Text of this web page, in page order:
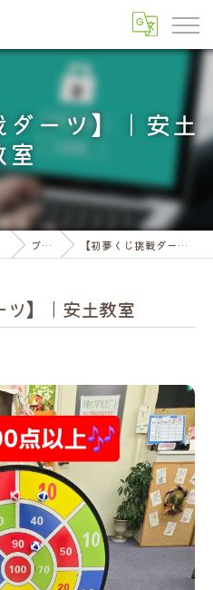
ーツ】｜安土
室
ブログ 【初夢くじ挑戦ダーツ】｜安土教室
ツ】｜安土教室